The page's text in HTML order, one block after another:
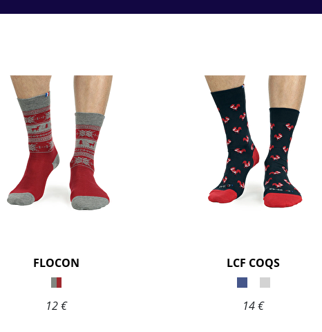
FLOCON
12 €
LCF COQS
14 €